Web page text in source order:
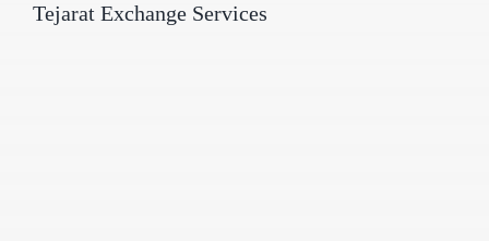
Tejarat Exchange Services